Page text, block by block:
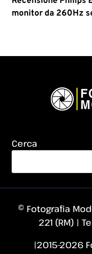
monitor da 260Hz
Cerca
© Fotografia
221 (RM) |
|2015–2026